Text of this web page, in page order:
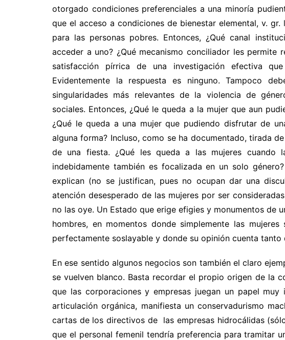
otorgado condiciones preferenciales a una minoría
que el acceso a condiciones de bienestar elemental, v.
para las personas pobres. Entonces, ¿Qué canal
acceder a uno? ¿Qué mecanismo conciliador les permite
satisfacción pírrica de una investigación efectiva
Evidentemente la respuesta es ninguno. Tampoco
singularidades más relevantes de la violencia de
sociales. Entonces, ¿Qué le queda a la mujer que aun
¿Qué le queda a una mujer que pudiendo disfrutar de
alguna forma? Incluso, como se ha documentado, tirada
de una fiesta. ¿Qué les queda a las mujeres cuando
indebidamente también es focalizada en un solo
explican (no se justifican, pues no ocupan dar una
atención desesperado de las mujeres por ser
no las oye. Un Estado que erige efigies y monumentos de
hombres, en momentos donde simplemente las
perfectamente soslayable y donde su opinión cuenta tanto
En ese sentido algunos negocios son también el claro
se vuelven blanco. Basta recordar el propio origen de la
que las corporaciones y empresas juegan un papel
articulación orgánica, manifiesta un conservadurismo
cartas de los directivos de las empresas hidrocálidas
que el personal femenil tendría preferencia para tramitar